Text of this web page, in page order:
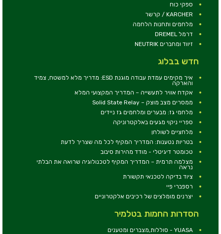
ספקי כוח
KARCHER / קרשר
מלחמים ותחנות הלחמה
דרמל DREMEL
זיווד ומחברים NEUTRIK
חדש בבלוג
איך מקימים עמדת עבודה מוגנת ESD: מדריך מלא למשטח, צמיד
והארקה
אקדח אוויר לתעשייה – המדריך המקצועי המלא
ממסרים מצב מוצק – Solid State Relay
מלחמי גז: מבערים ומלחמים גז ניידים
ספריי ניקוי מגעים באלקטרוניקה
מלחציים לשולחן
בטריות נטענות: המדריך המקיף לכל מה שצריך לדעת
טכומטר דיגיטלי - מודד מהירות סיבוב
מצלמה תרמית – המדריך המקיף לטכנולוגיה שרואה את הבלתי
נראה
ציוד בדיקה לטכנאי תקשורת
רספברי פיי
יצרנים מומלצים של רכיבים אלקטרוניים
הסדרות החמות בטלמיר
YUASA - סוללות,מצברים ומטענים